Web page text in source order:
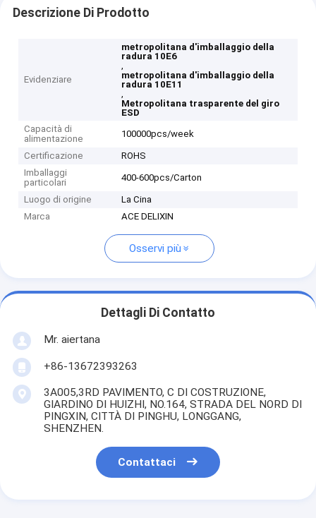
Descrizione Di Prodotto
Evidenziare
metropolitana d'imballaggio della
radura 10E6
,
metropolitana d'imballaggio della
radura 10E11
,
Metropolitana trasparente del giro
ESD
Capacità di
alimentazione
100000pcs/week
Certificazione
ROHS
Imballaggi
particolari
400-600pcs/Carton
Luogo di origine
La Cina
Marca
ACE DELIXIN
Osservi più
Dettagli Di Contatto
Mr. aiertana
+86-13672393263
3A005,3RD PAVIMENTO, C DI COSTRUZIONE,
GIARDINO DI HUIZHI, NO.164, STRADA DEL NORD DI
PINGXIN, CITTÀ DI PINGHU, LONGGANG,
SHENZHEN.
Contattaci